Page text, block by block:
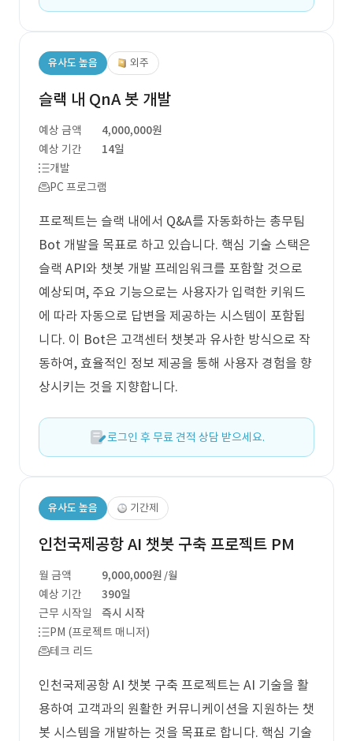
유사도 높음 외주
슬랙 내 QnA 봇 개발
예상 금액
4,000,000원
예상 기간
14일
개발
PC 프로그램
프로젝트는 슬랙 내에서 Q&A를 자동화하는 총무팀
Bot 개발을 목표로 하고 있습니다. 핵심 기술 스택은
슬랙 API와 챗봇 개발 프레임워크를 포함할 것으로
예상되며, 주요 기능으로는 사용자가 입력한 키워드
에 따라 자동으로 답변을 제공하는 시스템이 포함됩
니다. 이 Bot은 고객센터 챗봇과 유사한 방식으로 작
동하여, 효율적인 정보 제공을 통해 사용자 경험을 향
상시키는 것을 지향합니다.
로그인 후 무료 견적 상담 받으세요.
유사도 높음 기간제
인천국제공항 AI 챗봇 구축 프로젝트 PM
월 금액 9,000,000원 /월
예상 기간
390일
근무 시작일
즉시 시작
PM (프로젝트 매니저)
테크 리드
인천국제공항 AI 챗봇 구축 프로젝트는 AI 기술을 활
용하여 고객과의 원활한 커뮤니케이션을 지원하는 챗
봇 시스템을 개발하는 것을 목표로 합니다. 핵심 기술